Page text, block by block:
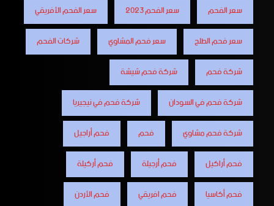
سعر الفحم
سعر الفحم 2023
سعر الفحم الأفريقي
سعر فحم الطلح
سعر فحم المشاوي
شركات الفحم
شركة فحم
شركة فحم شيشة
شركة فحم في السودان
شركة فحم في نيجيريا
شركة فحم مشاوي
فحم
فحم أراجيل
فحم أراكيل
فحم أرجيلة
فحم أركيلة
فحم أكاسيا
فحم افريقي
فحم الأردن